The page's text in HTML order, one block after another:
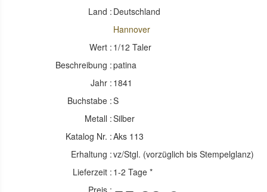
Land : Deutschland
Hannover
Wert : 1/12 Taler
Beschreibung :patina
Jahr : 1841
Buchstabe :S
Metall :Silber
Katalog Nr. :Aks 113
Erhaltung :vz/Stgl. (vorzüglich bis Stempelglanz)
Lieferzeit : 1-2 Tage *
Preis :